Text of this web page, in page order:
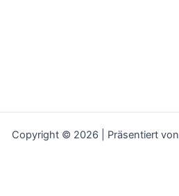
Copyright © 2026 | Präsentiert von